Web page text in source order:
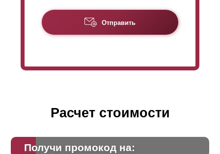
Отправить
Расчет стоимости
Получи промокод на: